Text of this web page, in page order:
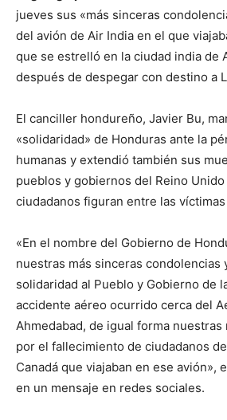
jueves sus «más sinceras
del avión de Air India en el que
que se estrelló en la ciudad india de
después de despegar con destino a
El canciller hondureño, Javier Bu,
«solidaridad» de Honduras ante la
humanas y extendió también sus
pueblos y gobiernos del Reino Unido
ciudadanos figuran entre las
«En el nombre del Gobierno de
nuestras más sinceras condolencias
solidaridad al Pueblo y Gobierno de
accidente aéreo ocurrido cerca del
Ahmedabad, de igual forma
por el fallecimiento de ciudadanos
Canadá que viajaban en ese avión»,
en un mensaje en redes sociales.